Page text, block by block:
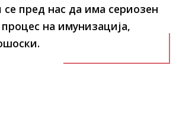
пред нас да има сериозен
на имунизација,